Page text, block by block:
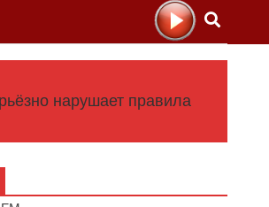
нарушает правила